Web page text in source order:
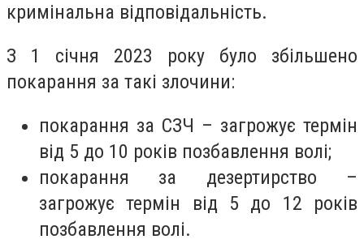
кримінальна відповідальність.
З 1 січня 2023 року було збільшено
покарання за такі злочини:
покарання за СЗЧ – загрожує термін
від 5 до 10 років позбавлення волі;
покарання за дезертирство –
загрожує термін від 5 до 12 років
позбавлення волі.